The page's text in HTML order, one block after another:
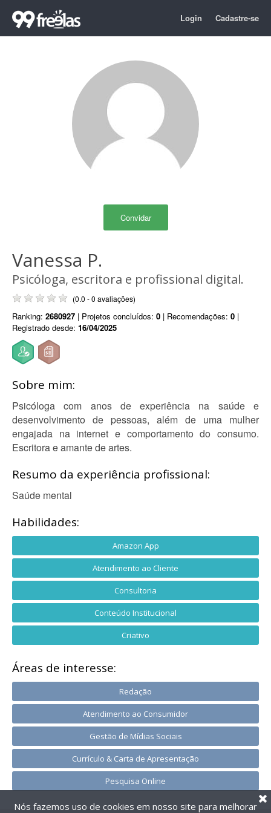
Login Cadastre-se
Convidar
Vanessa P.
Psicóloga, escritora e profissional digital.
(0.0 - 0 avaliações)
Ranking: 2680927 | Projetos concluídos: 0 | Recomendações: 0 |
Registrado desde: 16/04/2025
Sobre mim:
Psicóloga com anos de experiência na saúde e
desenvolvimento de pessoas, além de uma mulher
engajada na internet e comportamento do consumo.
Escritora e amante de artes.
Resumo da experiência profissional:
Saúde mental
Habilidades:
Amazon App
Atendimento ao Cliente
Consultoria
Conteúdo Institucional
Criativo
Áreas de interesse:
Redação
Atendimento ao Consumidor
Gestão de Mídias Sociais
Currículo & Carta de Apresentação
Pesquisa Online
Nós fazemos uso de cookies em nosso site para melhorar